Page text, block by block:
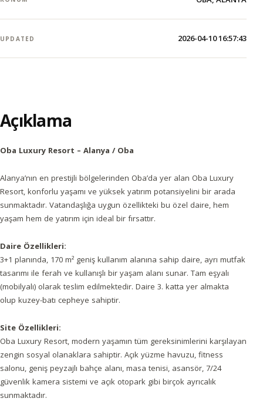
UPDATED 2026-04-10 16:57:43
Açıklama
Oba Luxury Resort – Alanya / Oba
Alanya’nın en prestijli bölgelerinden Oba’da yer alan Oba Luxury
Resort, konforlu yaşamı ve yüksek yatırım potansiyelini bir arada
sunmaktadır. Vatandaşlığa uygun özellikteki bu özel daire, hem
yaşam hem de yatırım için ideal bir fırsattır.
Daire Özellikleri:
3+1 planında, 170 m² geniş kullanım alanına sahip daire, ayrı mutfak
tasarımı ile ferah ve kullanışlı bir yaşam alanı sunar. Tam eşyalı
(mobilyalı) olarak teslim edilmektedir. Daire 3. katta yer almakta
olup kuzey-batı cepheye sahiptir.
Site Özellikleri:
Oba Luxury Resort, modern yaşamın tüm gereksinimlerini karşılayan
zengin sosyal olanaklara sahiptir. Açık yüzme havuzu, fitness
salonu, geniş peyzajlı bahçe alanı, masa tenisi, asansör, 7/24
güvenlik kamera sistemi ve açık otopark gibi birçok ayrıcalık
sunmaktadır.